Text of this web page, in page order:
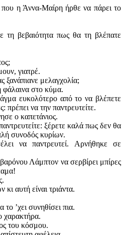
η Άννα-Μαίρη ήρθε να πάρει το
τη βεβαιότητα πως θα τη βλέπατε
γιατρέ.
ξανάπιανε μελαγχολία;
στο κύμα.
ευκολότερο από το να βλέπετε
πρέπει να την παντρευτείτε.
ο καπετάνιος.
ξέρετε καλά πως δεν θα
συνοδός κυρίων.
να παντρευτεί. Αρνήθηκε σε
Λάμπτον να σερβίρει μπίρες
αυτή είναι τριάντα.
’χει συνηθίσει πια.
του κόσμου.